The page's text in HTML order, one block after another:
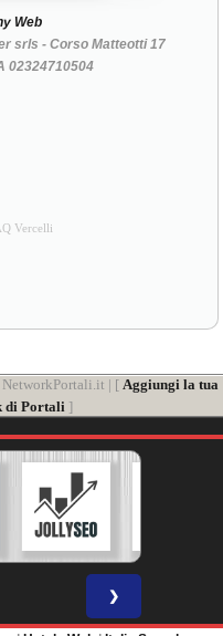
Web
srls - Corso Matteotti 17
02324710504
Vercelli
NetworkPortali.it | [Aggiungi la tua
di Portali]
❯